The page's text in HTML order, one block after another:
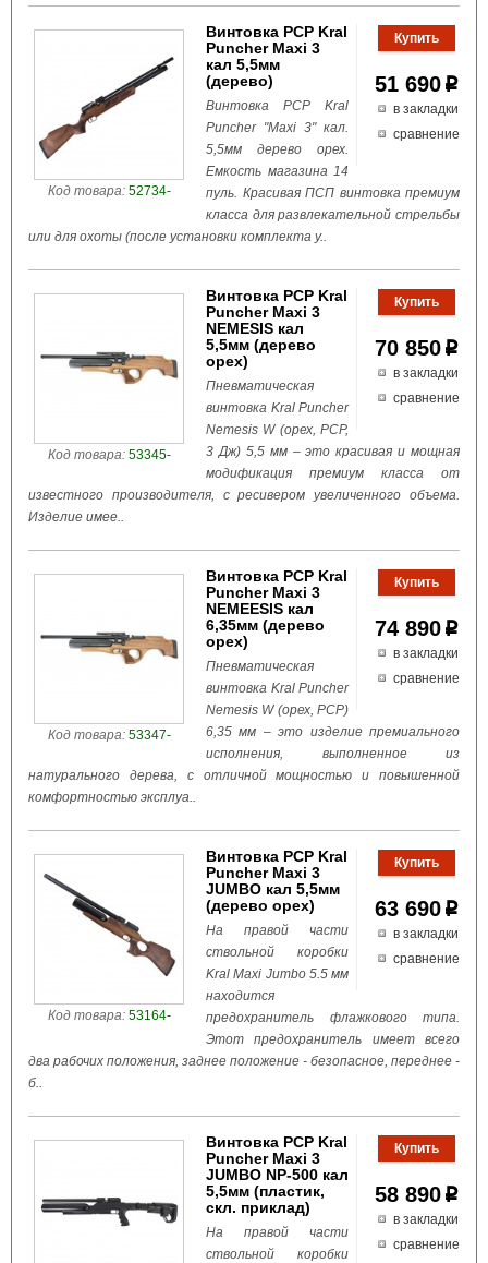
51 690 p
в закладки
сравнение
Код товара:52734-
Винтовка PCP Kral
Puncher Maxi 3
кал 5,5мм
(дерево)
Винтовка PCP Kral
Puncher "Maxi 3" кал.
5,5мм дерево орех.
Емкость магазина 14
пуль. Красивая ПСП винтовка премиум
класса для развлекательной стрельбы
или для охоты (после установки комплекта у..
70 850 p
в закладки
сравнение
Код товара:53345-
Винтовка PCP Kral
Puncher Maxi 3
NEMESIS кал
5,5мм (дерево
орех)
Пневматическая
винтовка Kral Puncher
Nemesis W (орех, PCP,
3 Дж) 5,5 мм – это красивая и мощная
модификация премиум класса от
известного производителя, с ресивером увеличенного объема.
Изделие имее..
74 890 p
в закладки
сравнение
Код товара:53347-
Винтовка PCP Kral
Puncher Maxi 3
NEMEESIS кал
6,35мм (дерево
орех)
Пневматическая
винтовка Kral Puncher
Nemesis W (орех, PCP)
6,35 мм – это изделие премиального
исполнения, выполненное из
натурального дерева, с отличной мощностью и повышенной
комфортностью эксплуа..
63 690 p
в закладки
сравнение
Код товара:53164-
Винтовка PCP Kral
Puncher Maxi 3
JUMBO кал 5,5мм
(дерево орех)
На правой части
ствольной коробки
Kral Maxi Jumbo 5.5 мм
находится
предохранитель флажкового типа.
Этот предохранитель имеет всего
два рабочих положения, заднее положение - безопасное, переднее -
б..
58 890 p
в закладки
сравнение
Винтовка PCP Kral
Puncher Maxi 3
JUMBO NP-500 кал
5,5мм (пластик,
скл. приклад)
На правой части
ствольной коробки